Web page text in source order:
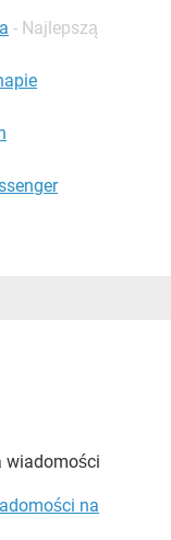
- Najlepszą
wiadomości
na